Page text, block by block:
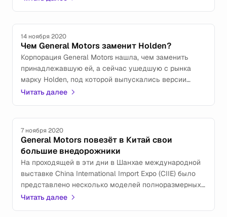
14 ноября 2020
Чем General Motors заменит Holden?
Корпорация General Motors нашла, чем заменить
принадлежавшую ей, а сейчас ушедшую с рынка
марку Holden, под которой выпускались версии
моделей Chevrolet, предназначенные для Австралии
Читать далее
7 ноября 2020
General Motors повезёт в Китай свои
большие внедорожники
На проходящей в эти дни в Шанхае международной
выставке China International Import Expo (CIIE) было
представлено несколько моделей полноразмерных
внедорожников от General Motors. На презентации
Читать далее